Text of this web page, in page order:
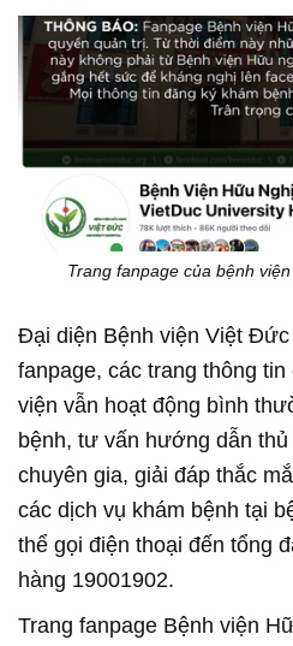
Trang fanpage của bệnh
Đại diện Bệnh viện Việt
fanpage, các trang thông
viện vẫn hoạt động bình
bệnh, tư vấn hướng dẫn
chuyên gia, giải đáp thắc
các dịch vụ khám bệnh tại
thể gọi điện thoại đến tổng
hàng 19001902.
Trang fanpage Bệnh viện